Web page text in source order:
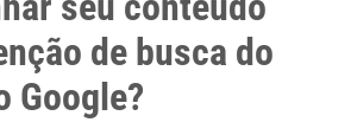
de busca do
Google?